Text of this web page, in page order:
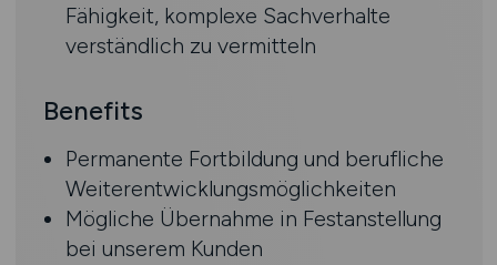
Fähigkeit, komplexe Sachverhalte
verständlich zu vermitteln
Benefits
Permanente Fortbildung und berufliche
Weiterentwicklungsmöglichkeiten
Mögliche Übernahme in Festanstellung
bei unserem Kunden